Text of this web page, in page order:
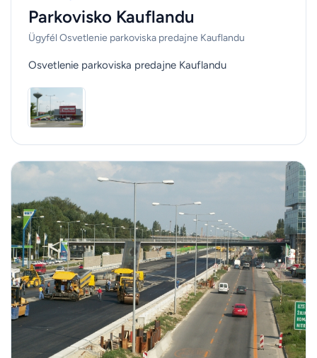
Parkovisko Kauflandu
Ügyfél Osvetlenie parkoviska predajne Kauflandu
Osvetlenie parkoviska predajne Kauflandu